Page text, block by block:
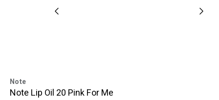
Note
Note Lip Oil 20 Pink For Me